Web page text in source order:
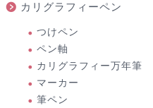
カリグラフィーペン
つけペン
ペン軸
カリグラフィー万年筆
マーカー
筆ペン